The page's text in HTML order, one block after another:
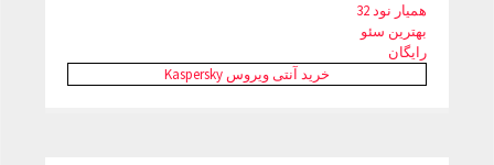
همیار نود 32
بهترین سئو
رایگان
خرید آنتی ویروس Kaspersky